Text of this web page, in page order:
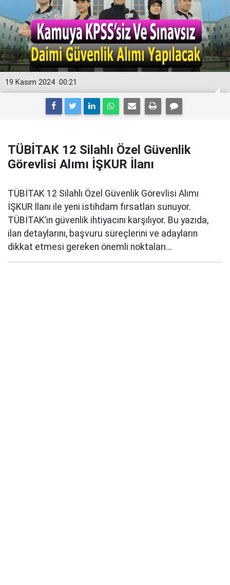
00:21
19 Kasım 2024
TÜBİTAK 12 Silahlı Özel Güvenlik
Görevlisi Alımı İŞKUR İlanı
TÜBİTAK 12 Silahlı Özel Güvenlik Görevlisi Alımı
İŞKUR İlanı ile yeni istihdam fırsatları sunuyor.
TÜBİTAK’ın güvenlik ihtiyacını karşılıyor. Bu yazıda,
ilan detaylarını, başvuru süreçlerini ve adayların
dikkat etmesi gereken önemli noktaları...